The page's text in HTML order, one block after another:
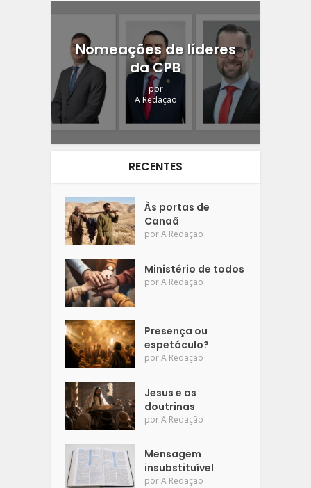
Nomeações de líderes
da CPB
por
A Redação
RECENTES
Às portas de
Canaã
porA Redação
Ministério de todos
porA Redação
Presença ou
espetáculo?
porA Redação
Jesus e as
doutrinas
porA Redação
Mensagem
insubstituível
porA Redação